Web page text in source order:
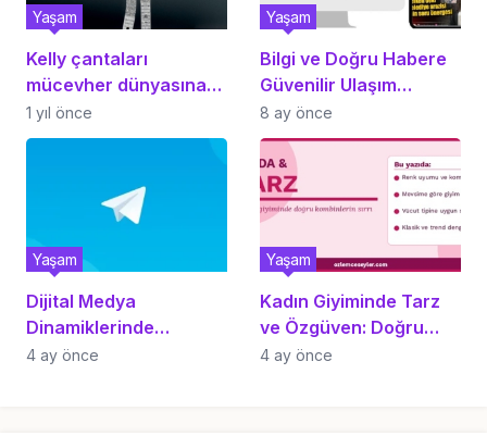
Kelly çantaları
mücevher dünyasına
adım atıyor
Yaşam
1 yıl önce
Bilgi ve Doğru Habere
Güvenilir Ulaşım
Kandıra Haber
Yaşam
8 ay önce
Dijital Medya
Dinamiklerinde
Telegram Kanalları ve
Yaşam
4 ay önce
Kadın Giyiminde Tarz
ve Özgüven: Doğru
Kombinlerin Rehberi
Yaşam
4 ay önce